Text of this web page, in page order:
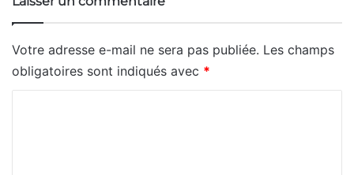
Votre adresse e-mail ne sera pas publiée. Les champs
obligatoires sont indiqués avec *